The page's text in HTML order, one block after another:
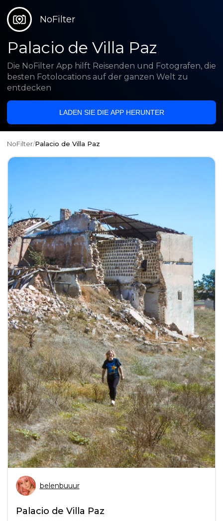
NoFilter
Palacio de Villa Paz
Die NoFilter App hilft Reisenden und Fotografen, die
besten Fotolocations auf der ganzen Welt zu
entdecken
LADEN SIE DIE APP HERUNTER
NoFilter/Palacio de Villa Paz
belenbuuur
Palacio de Villa Paz